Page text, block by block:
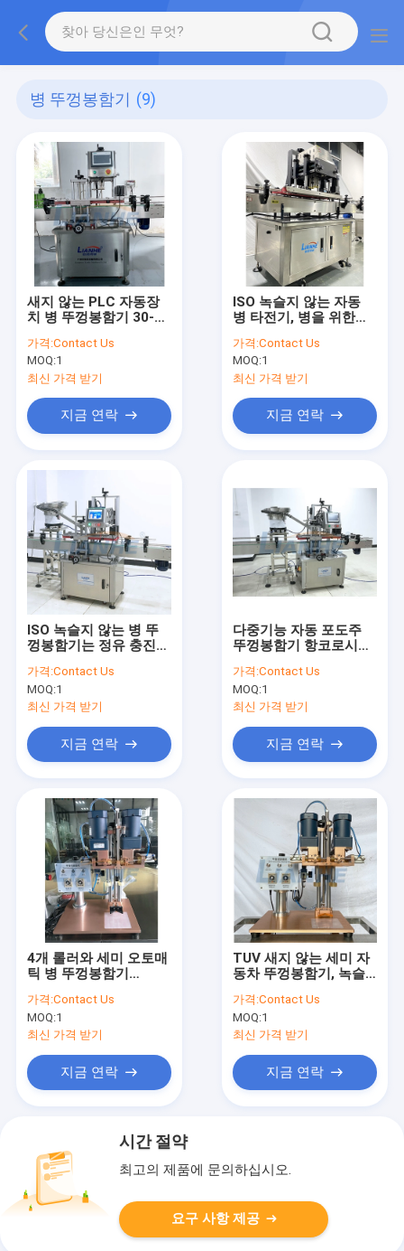
병 뚜껑봉함기 (9)
새지 않는 PLC 자동장
치 병 뚜껑봉함기 30-50
가격:Contact Us
MOQ:1
최신 가격 받기
지금 연락
ISO 녹슬지 않는 자동
병 타전기, 병을 위한
가격:Contact Us
MOQ:1
최신 가격 받기
지금 연락
ISO 녹슬지 않는 병 뚜
껑봉함기는 정유 충진을
가격:Contact Us
MOQ:1
최신 가격 받기
지금 연락
다중기능 자동 포도주
뚜껑봉함기 항코로시브
가격:Contact Us
MOQ:1
최신 가격 받기
지금 연락
4개 롤러와 세미 오토매
틱 병 뚜껑봉함기
가격:Contact Us
MOQ:1
최신 가격 받기
지금 연락
TUV 새지 않는 세미 자
동차 뚜껑봉함기, 녹슬
링
가격:Contact Us
MOQ:1
최신 가격 받기
지금 연락
시간 절약
최고의 제품에 문의하십시오.
요구 사항 제공